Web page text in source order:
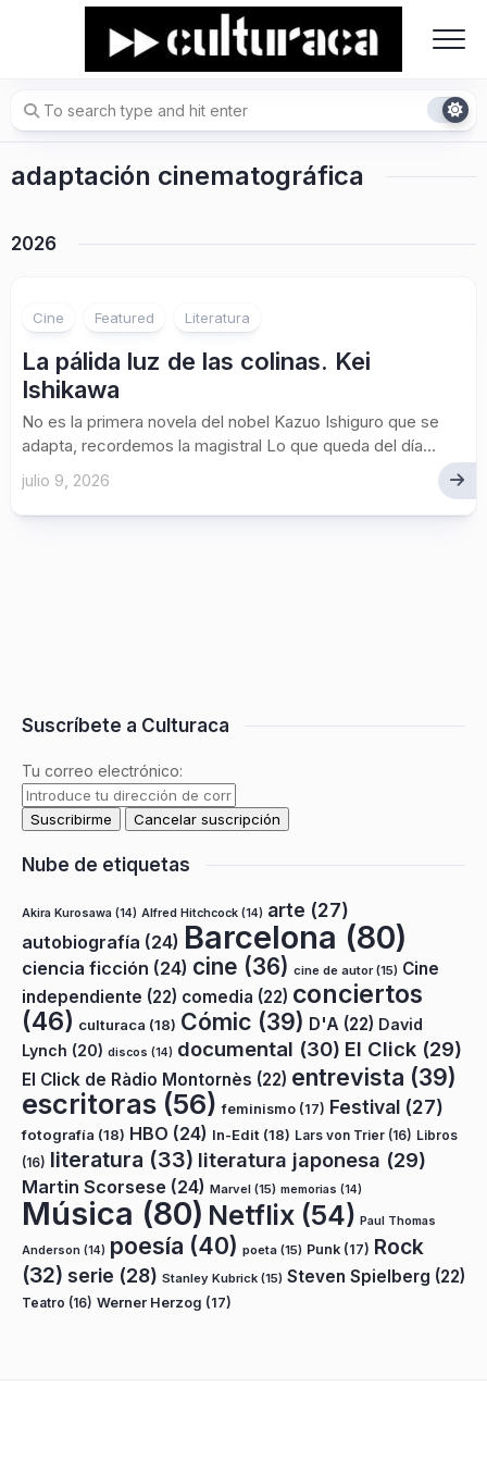
adaptación cinematográfica
2026
Cine Featured Literatura
La pálida luz de las colinas. Kei
Ishikawa
No es la primera novela del nobel Kazuo Ishiguro que se
adapta, recordemos la magistral Lo que queda del día...
julio 9, 2026
Suscríbete a Culturaca
Tu correo electrónico:
Nube de etiquetas
Akira Kurosawa (14) Alfred Hitchcock (14) arte (27)
autobiografía (24) Barcelona (80)
ciencia ficción (24) cine (36) cine de autor(15) Cine
independiente (22) comedia (22) conciertos
(46) culturaca (18) Cómic (39) D'A (22) David
Lynch (20) discos (14) documental (30) El Click (29)
El Click de Ràdio Montornès (22) entrevista (39)
escritoras (56) feminismo (17) Festival (27)
fotografía (18) HBO (24) In-Edit (18) Lars von Trier (16) Libros
(16) literatura (33) literatura japonesa (29)
Martin Scorsese (24) Marvel (15) memorias (14)
Música (80) Netflix (54) Paul Thomas
Anderson (14) poesía (40) poeta (15) Punk (17) Rock
(32) serie (28) Stanley Kubrick (15) Steven Spielberg (22)
Teatro (16) Werner Herzog (17)